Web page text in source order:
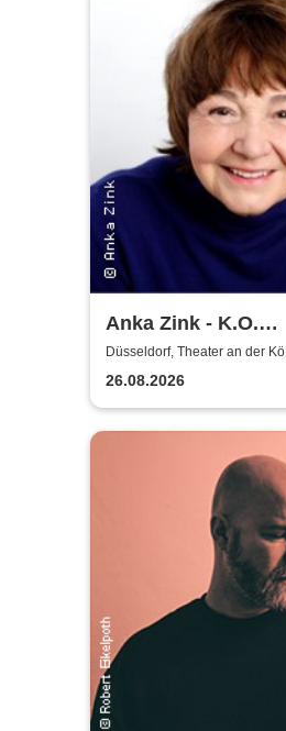
Anka Zink - K.O.
Komplimente
Düsseldorf, Theater an der Kö
26.08.2026